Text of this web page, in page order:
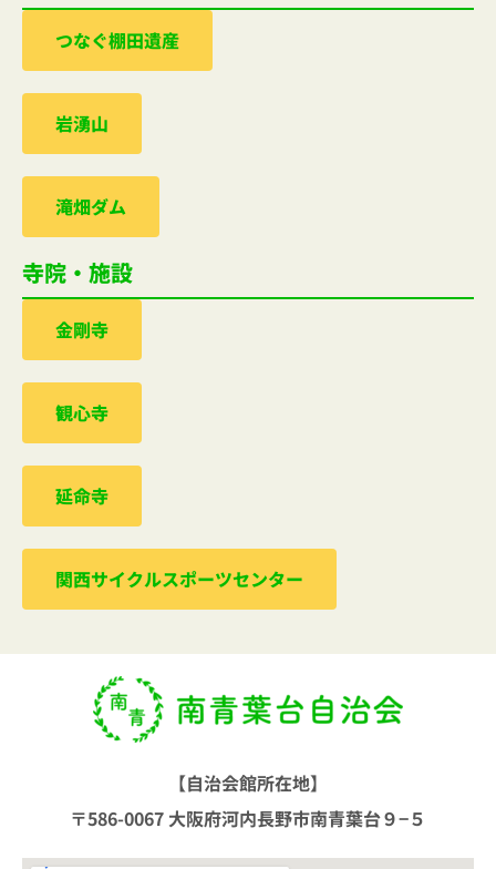
つなぐ棚田遺産
岩湧山
滝畑ダム
寺院・施設
金剛寺
観心寺
延命寺
関西サイクルスポーツセンター
【自治会館所在地】
〒586-0067 大阪府河内長野市南青葉台９−５